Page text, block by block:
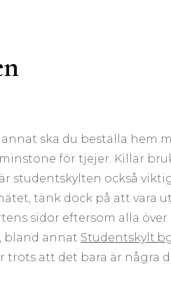
ska du beställa hem
för tjejer. Killar
studentskylten också
tänk dock på att vara
sidor eftersom alla över
bland annat
trots att det bara är några